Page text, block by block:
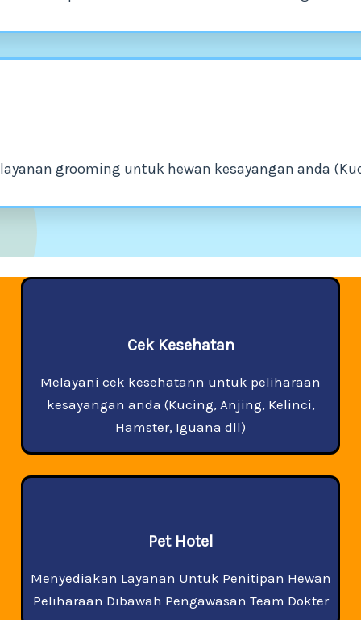
grooming untuk hewan kesayangan anda
Cek Kesehatan
Melayani cek kesehatann untuk peliharaan
kesayangan anda (Kucing, Anjing, Kelinci,
Hamster, Iguana dll)
Pet Hotel
Menyediakan Layanan Untuk Penitipan Hewan
Peliharaan Dibawah Pengawasan Team Dokter